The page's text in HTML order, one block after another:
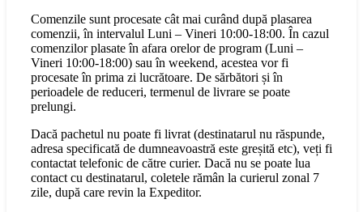
Comenzile sunt procesate cât mai curând după plasarea
comenzii, în intervalul Luni – Vineri 10:00-18:00. În cazul
comenzilor plasate în afara orelor de program (Luni –
Vineri 10:00-18:00) sau în weekend, acestea vor fi
procesate în prima zi lucrătoare. De sărbători și în
perioadele de reduceri, termenul de livrare se poate
prelungi.
Dacă pachetul nu poate fi livrat (destinatarul nu răspunde,
adresa specificată de dumneavoastră este greșită etc), veți fi
contactat telefonic de către curier. Dacă nu se poate lua
contact cu destinatarul, coletele rămân la curierul zonal 7
zile, după care revin la Expeditor.